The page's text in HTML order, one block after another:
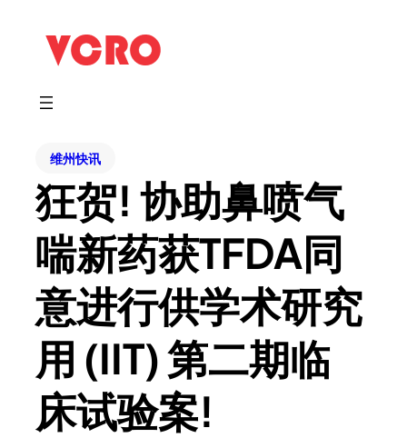
维州快讯
狂贺! 协助鼻喷气
喘新药获TFDA同
意进行供学术研究
用 (IIT) 第二期临
床试验案!